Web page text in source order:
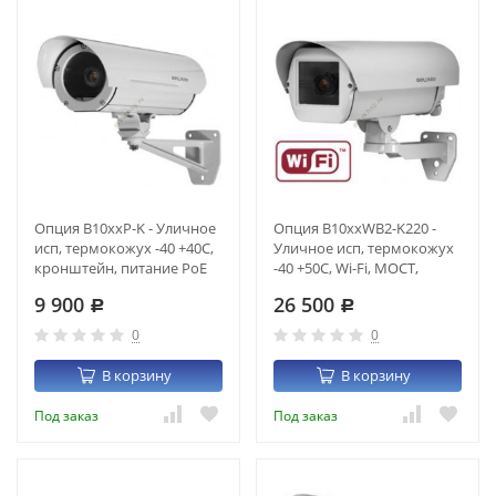
Опция B10xxP-K - Уличное
исп, термокожух -40 +40С,
кронштейн, питание PoE
9 900 Р
0
В корзину
Под заказ
Опция B10xxWB2-K220 -
Уличное исп, термокожух
-40 +50С, Wi-Fi, МОСТ,
26 500 Р
0
В корзину
Под заказ